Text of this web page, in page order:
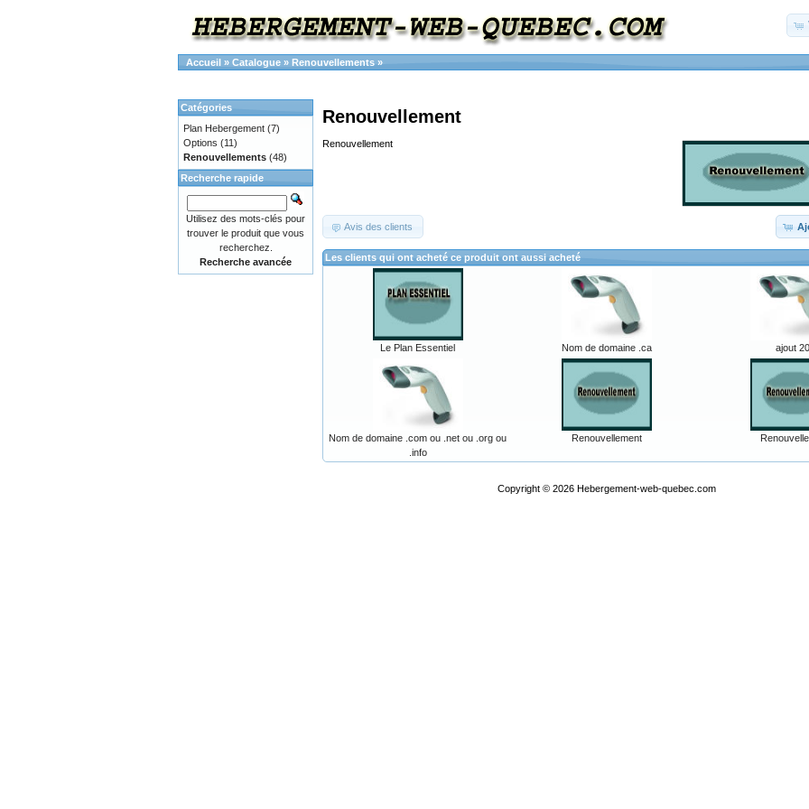
Accueil » Catalogue » Renouvellements »
Renouvellement
Renouvellement
Avis des clients
Les clients qui ont acheté ce produit ont aussi acheté
Le Plan Essentiel Nom de domaine .ca ajout
Nom de domaine .com ou .net ou .org ou
.info
Renouvellement
Catégories
Plan Hebergement (7)
Options (11)
Renouvellements (48)
Recherche rapide
Utilisez des mots-clés pour
trouver le produit que vous
recherchez.
Recherche avancée
Copyright © 2026 Hebergement-web-quebec.com